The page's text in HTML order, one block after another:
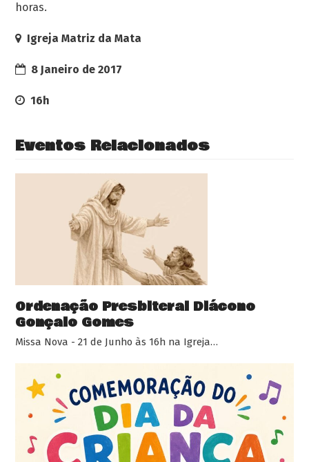
horas.
Igreja Matriz da Mata
8 Janeiro de 2017
16h
Eventos Relacionados
Ordenação Presbiteral Diácono
Gonçalo Gomes
Missa Nova - 21 de Junho às 16h na Igreja…